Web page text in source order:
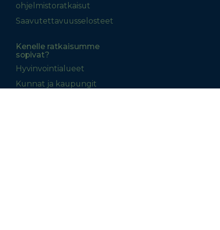
ohjelmistoratkaisut
Saavutettavuusselosteet
Kenelle ratkaisumme
sopivat?
Hyvinvointialueet
Kunnat ja kaupungit